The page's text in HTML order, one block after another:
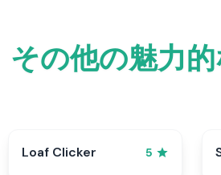
その他の魅力
Loaf Clicker 5